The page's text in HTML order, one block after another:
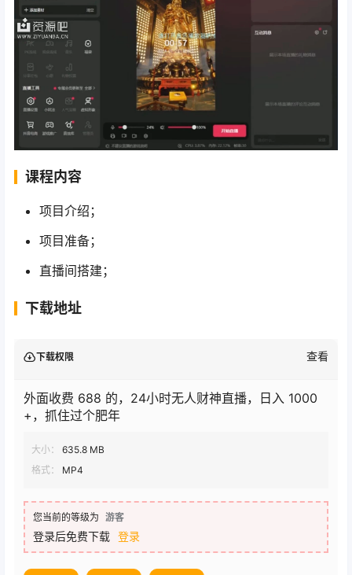
课程内容
项目介绍；
项目准备；
直播间搭建；
下载地址
下载权限 查看
外面收费 688 的，24小时无人财神直播，日入 1000
+，抓住过个肥年
大小：
635.8 MB
格式：
MP4
您当前的等级为 游客
登录后免费下载 登录